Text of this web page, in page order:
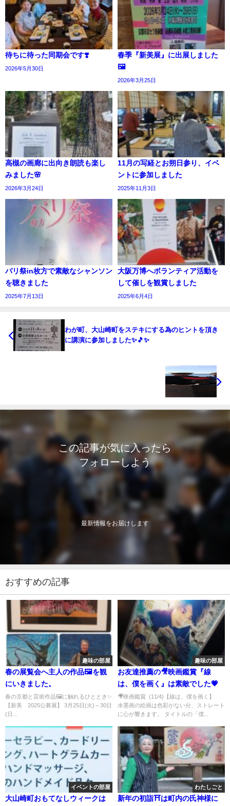
待ちに待った同期会です❣️
2026年5月30日
春季『新美展』に出展しました
🖼
2026年3月25日
高槻の画廊に出向き朗読も楽し
みました🌸
2026年3月24日
11月の写経とお朔日参り、イベ
ントに参加しました
2025年11月3日
パリ祭in枚方で素敵なシャンソン
を聴きました
2025年7月13日
大阪万博へボランティア活動を
して催しを観賞しました
2025年6月4日
わが町、大山崎町をステキにする為のヒントを頂き
に講演に参加しました✨🎵✨
この記事が気に入ったら
フォローしよう
最新情報をお届けします
おすすめの記事
趣味の部屋
春の展覧会へ主人の作品🖼を観
にいきました。
春の京都と芸術作品🖼に触れるひととき✨️
【新美 2025公募展】 3月25日(火)～30日
(日...
趣味の部屋
お友達推薦の🎥映画鑑賞『線
は、僕を画く』は素敵でした💗
🎥映画鑑賞 (11/4)【線は、僕を画く】
水墨画の絵画は色彩がない分、ストレート
に心が響きます。 タイトルの「僕...
イベントの部屋
大山崎町おもてなしウィークは
わたしごと
新年の初詣⛩️は町内の氏神様に